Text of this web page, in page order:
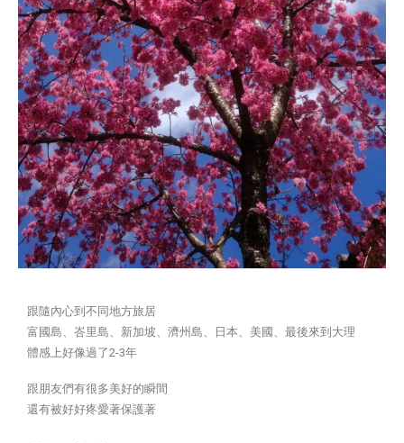
跟隨內心到不同地方旅居
富國島、峇里島、新加坡、濟州島、日本、美國、最後來到大理
體感上好像過了2-3年
跟朋友們有很多美好的瞬間
還有被好好疼愛著保護著